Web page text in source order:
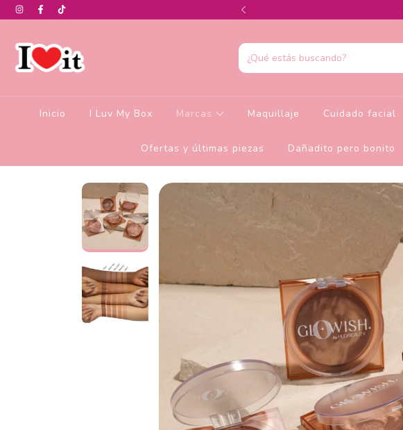
de descuento en la colección de Glamlite
Inicio I Luv My Box Marcas Maquillaje Cuidado facial
Ofertas y últimas piezas Dañadito pero bonito